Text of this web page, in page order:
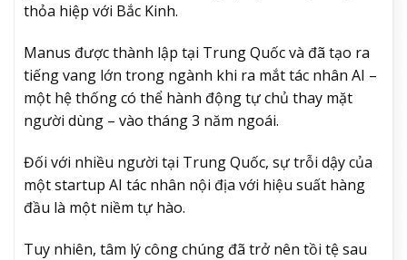
thỏa hiệp với Bắc Kinh.
Manus được thành lập tại Trung Quốc và đã tạo ra
tiếng vang lớn trong ngành khi ra mắt tác nhân AI –
một hệ thống có thể hành động tự chủ thay mặt
người dùng – vào tháng 3 năm ngoái.
Đối với nhiều người tại Trung Quốc, sự trỗi dậy của
một startup AI tác nhân nội địa với hiệu suất hàng
đầu là một niềm tự hào.
Tuy nhiên, tâm lý công chúng đã trở nên tồi tệ sau